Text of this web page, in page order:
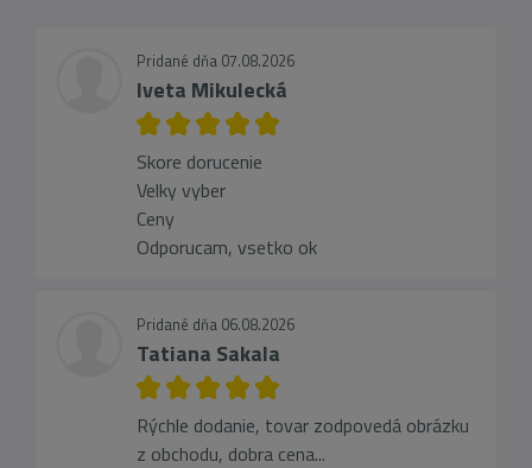
Pridané dňa 07.08.2026
Iveta Mikulecká
Skore dorucenie
Velky vyber
Ceny
Odporucam, vsetko ok
Pridané dňa 06.08.2026
Tatiana Sakala
Rýchle dodanie, tovar zodpovedá obrázku
z obchodu, dobra cena...